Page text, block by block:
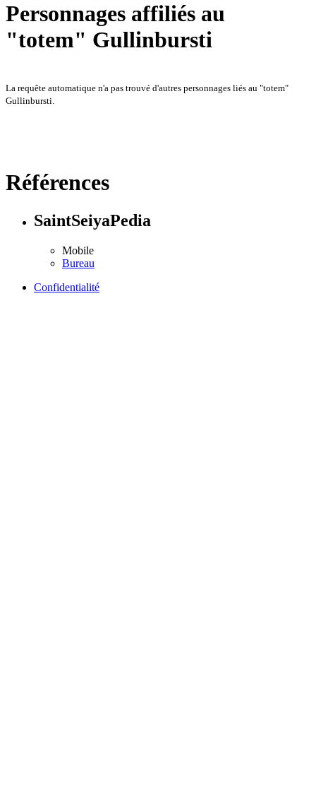
Personnages affiliés au
"totem" Gullinbursti
La requête automatique n'a pas trouvé d'autres personnages liés au "totem"
Gullinbursti.
Références
SaintSeiyaPedia
Mobile
Bureau
Confidentialité